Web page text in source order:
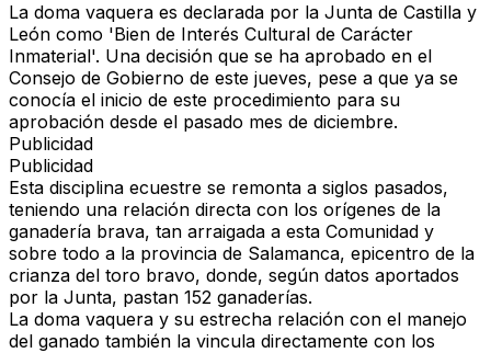
La doma vaquera es declarada por la Junta de Castilla y
León como 'Bien de Interés Cultural de Carácter
Inmaterial'. Una decisión que se ha aprobado en el
Consejo de Gobierno de este jueves, pese a que ya se
conocía el inicio de este procedimiento para su
aprobación desde el pasado mes de diciembre.
Publicidad
Publicidad
Esta disciplina ecuestre se remonta a siglos pasados,
teniendo una relación directa con los orígenes de la
ganadería brava, tan arraigada a esta Comunidad y
sobre todo a la provincia de Salamanca, epicentro de la
crianza del toro bravo, donde, según datos aportados
por la Junta, pastan 152 ganaderías.
La doma vaquera y su estrecha relación con el manejo
del ganado también la vincula directamente con los